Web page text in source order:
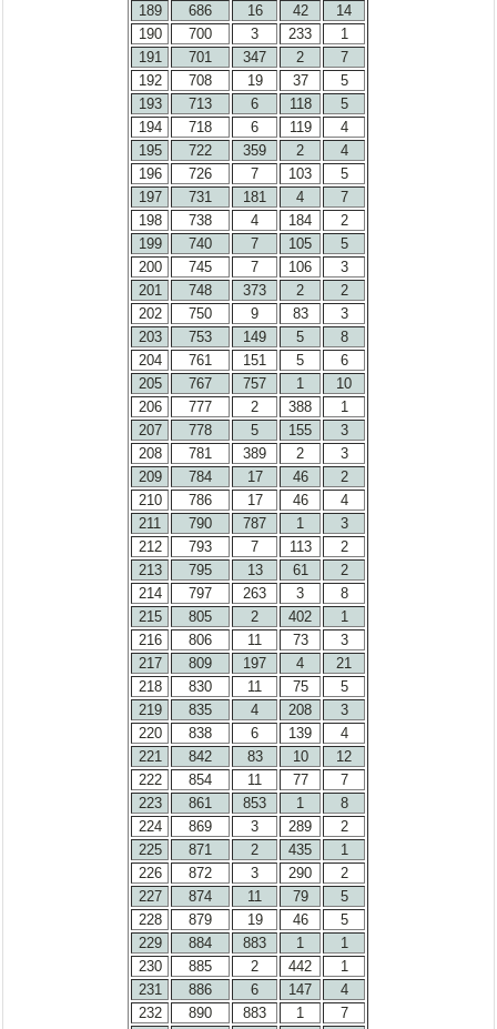
189
686 16 42
14
190
700 3 233
1
191
701 347 2
7
192
708 19 37
5
193
713 6 118
5
194
718 6 119
4
195
722 359 2
4
196
726 7 103
5
197
731 181 4
7
198
738 4 184
2
199
740 7 105
5
200
745 7 106
3
201
748 373 2
2
202
750 9 83
3
203
753 149 5
8
204
761 151 5
6
205
767 757 1
10
206
777 2 388
1
207
778 5 155
3
208
781 389 2
3
209
784 17 46
2
210
786 17 46
4
211
790 787 1
3
212
793 7 113
2
213
795 13 61
2
214
797 263 3
8
215
805 2 402
1
216
806 11 73
3
217
809 197 4
21
218
830 11 75
5
219
835 4 208
3
220
838 6 139
4
221
842 83 10
12
222
854 11 77
7
223
861 853 1
8
224
869 3 289
2
225
871 2 435
1
226
872 3 290
2
227
874 11 79
5
228
879 19 46
5
229
884 883 1
1
230
885 2 442
1
231
886 6 147
4
232
890 883 1
7